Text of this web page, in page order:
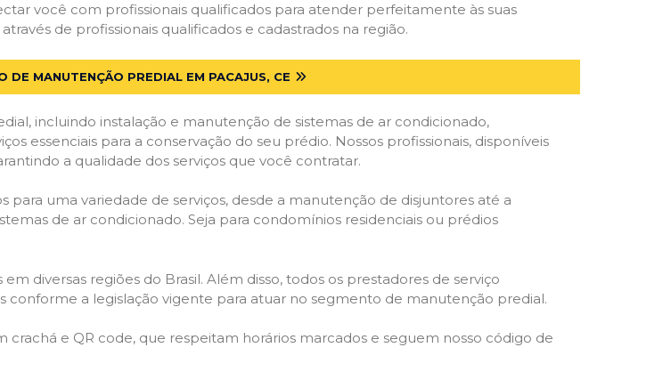
você com profissionais qualificados para atender perfeitamente às suas
de profissionais qualificados e cadastrados na região.
DE MANUTENÇÃO PREDIAL EM PACAJUS, CE
incluindo instalação e manutenção de sistemas de ar condicionado,
essenciais para a conservação do seu prédio. Nossos profissionais, disponíveis
a qualidade dos serviços que você contratar.
para uma variedade de serviços, desde a manutenção de disjuntores até a
de ar condicionado. Seja para condomínios residenciais ou prédios
diversas regiões do Brasil. Além disso, todos os prestadores de serviço
conforme a legislação vigente para atuar no segmento de manutenção predial.
e QR code, que respeitam horários marcados e seguem nosso código de